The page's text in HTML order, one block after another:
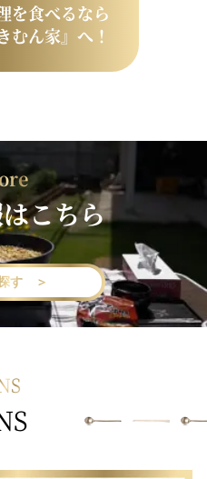
を食べるなら
むん家』へ！
こちら
す ＞